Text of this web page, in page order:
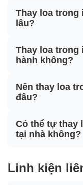
Thay loa trong
lâu?
Thay loa trong
hành không?
Nên thay loa
đâu?
Có thể tự thay
tại nhà không?
Linh kiện